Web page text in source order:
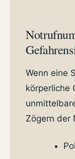
Wenn eine
körperliche
Zögern der